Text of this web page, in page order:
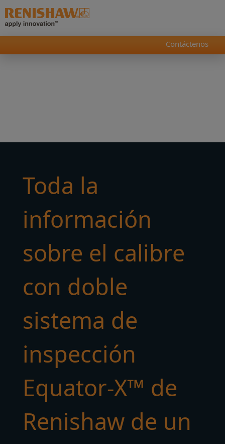
Contáctenos
Toda la
información
sobre el calibre
con doble
sistema de
inspección
Equator-X™ de
Renishaw de un